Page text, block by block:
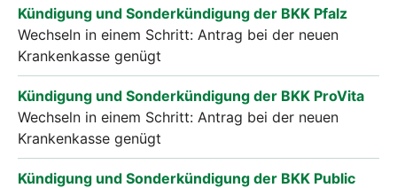
Kündigung und Sonderkündigung der BKK Pfalz
Wechseln in einem Schritt: Antrag bei der neuen
Krankenkasse genügt
Kündigung und Sonderkündigung der BKK ProVita
Wechseln in einem Schritt: Antrag bei der neuen
Krankenkasse genügt
Kündigung und Sonderkündigung der BKK Public